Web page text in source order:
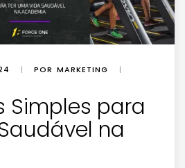
| POR MARKETING
|
Simples para
na